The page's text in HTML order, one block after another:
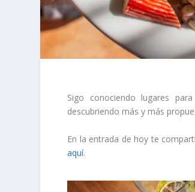
Sigo conociendo lugares
descubriendo más y más
En la entrada de hoy te
aquí.